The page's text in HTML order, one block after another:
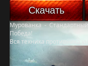
Скачать
Мурованка-
Победа!
Вся техника противника